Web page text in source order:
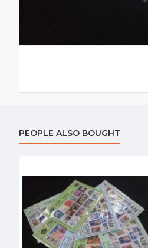
PEOPLE ALSO BOUGHT